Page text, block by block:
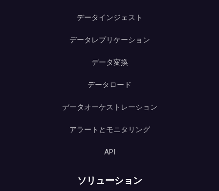
データインジェスト
データレプリケーション
データ変換
データロード
データオーケストレーション
アラートとモニタリング
API
ソリューション